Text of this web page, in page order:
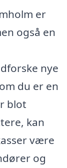
er
også en
nye
du er en
blot
kan
være
og